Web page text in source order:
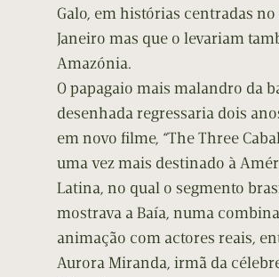
Galo, em histórias centradas no
Janeiro mas que o levariam
Amazónia.
O papagaio mais malandro da
desenhada regressaria dois
em novo filme, “The Three
uma vez mais destinado à
Latina, no qual o segmento
mostrava a Baía, numa
animação com actores reais,
Aurora Miranda, irmã da